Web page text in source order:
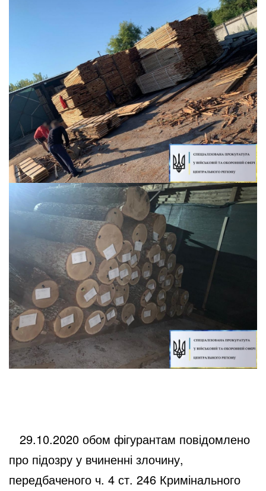
29.10.2020 обом фігурантам повідомлено
про підозру у вчиненні злочину,
передбаченого ч. 4 ст. 246 Кримінального